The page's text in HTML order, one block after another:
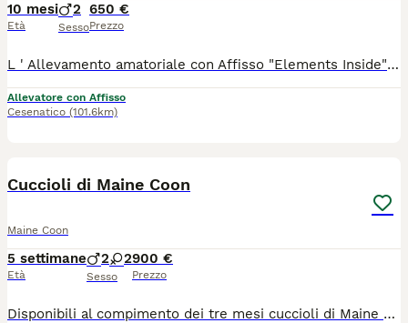
10 mesi
Età
2
Sesso
650 €
Prezzo
L ' Allevamento amatoriale con Affisso "Elements Inside" Maine Coon Cattery , accetta prenotazioni per cuccioli.... Saranno ceduti al 90 giorno di nascita con : Pedigree AGI Libretto Sanitario Copie test genetici dei riproduttori Microchip Doppia vaccinazione Doppia sverminazione Contratto da Compagnia Siamo un piccolo allevamento con tanta voglia di fare.... Gattofili per passione mettiamo sempre al primo posto la salute dei nostri Mici che , condividono la casa insieme a noi. Infatti , è molto importante per un gatto vivere a contatto con gli esseri umani sin dai primi giorni di vita , questo contribuisce a consolidare un rapporto che durerà anche con i futuri padroni per sempre... Saremo inoltre molto disponibili ad accogliervi in Allevamento per vedere i cuccioli nelle loro fasi di crescita vicino ai loro genitori ..... NUOVA CUCCIOLATA NATA IL 28/09 Ultimo Cucciolo Rimasto: 1 Black tabby with white. ...inviatemi pure mess x info.....
Allevatore con Affisso
Cesenatico (101.6km)
Cuccioli di Maine Coon
Maine Coon
5 settimane
Età
2 2
Sesso
900 €
Prezzo
Disponibili al compimento dei tre mesi cuccioli di Maine Coon xxl Verranno consegnati con vaccini, sverminazioni, antiparassitari, kit cucciolo, certificato di buona salute. Pedigree da compagnia. Genitori testati Di proprietà Abituati al contatto con bambini, cani e simili, sono dolcissimi e coccoloni